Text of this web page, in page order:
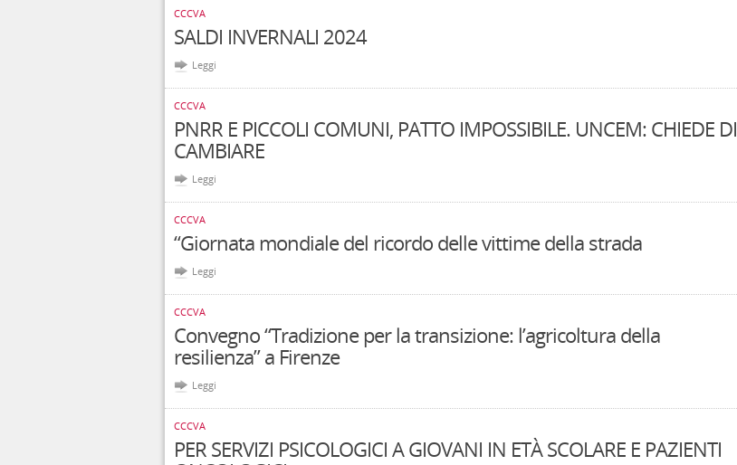
CCCVA
SALDI INVERNALI 2024
Leggi
CCCVA
PNRR E PICCOLI COMUNI, PATTO IMPOSSIBILE. UNCEM: CHIEDE DI
CAMBIARE
Leggi
CCCVA
“Giornata mondiale del ricordo delle vittime della strada
Leggi
CCCVA
Convegno “Tradizione per la transizione: l’agricoltura della
resilienza” a Firenze
Leggi
CCCVA
PER SERVIZI PSICOLOGICI A GIOVANI IN ETÀ SCOLARE E PAZIENTI